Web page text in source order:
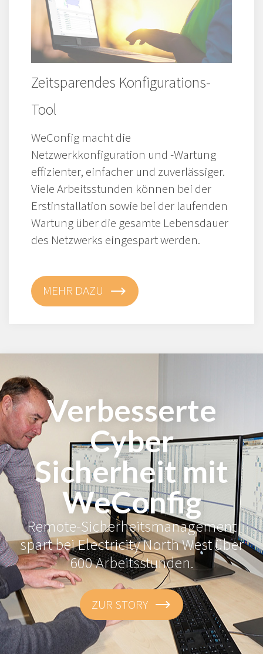
Zeitsparendes Konfigurations-
Tool
WeConfig macht die
Netzwerkkonfiguration und -Wartung
effizienter, einfacher und zuverlässiger.
Viele Arbeitsstunden können bei der
Erstinstallation sowie bei der laufenden
Wartung über die gesamte Lebensdauer
des Netzwerks eingespart werden.
MEHR DAZU
Verbesserte
Cyber
Sicherheit mit
WeConfig
Remote-Sicherheitsmanagement
spart bei Electricity North West über
600 Arbeitsstunden.
ZUR STORY